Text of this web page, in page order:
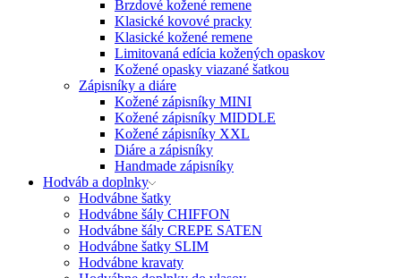
Brzdové kožené remene
Klasické kovové pracky
Klasické kožené remene
Limitovaná edícia kožených opaskov
Kožené opasky viazané šatkou
Zápisníky a diáre
Kožené zápisníky MINI
Kožené zápisníky MIDDLE
Kožené zápisníky XXL
Diáre a zápisníky
Handmade zápisníky
Hodváb a doplnky
Hodvábne šatky
Hodvábne šály CHIFFON
Hodvábne šály CREPE SATEN
Hodvábne šatky SLIM
Hodvábne kravaty